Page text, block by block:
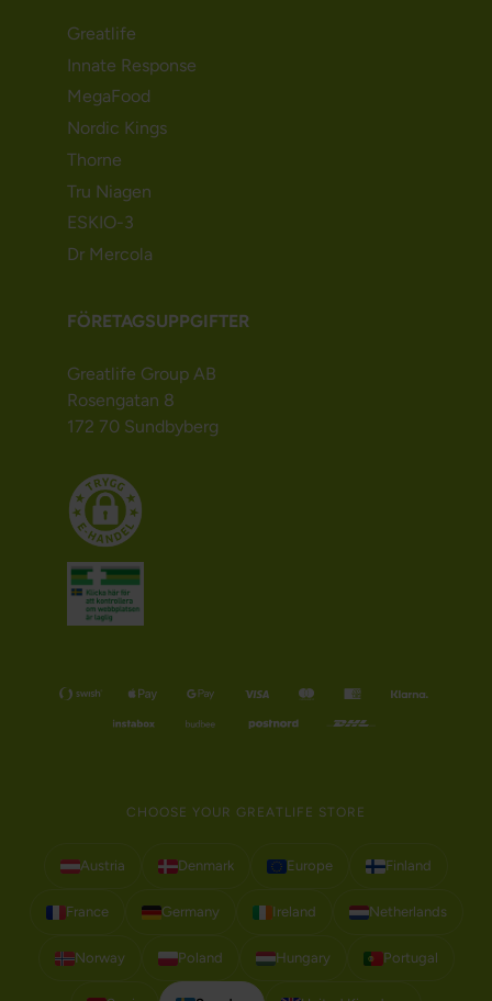
Greatlife
Innate Response
MegaFood
Nordic Kings
Thorne
Tru Niagen
ESKIO-3
Dr Mercola
FÖRETAGSUPPGIFTER
Greatlife Group AB
Rosengatan 8
172 70 Sundbyberg
CHOOSE YOUR GREATLIFE STORE
Austria Denmark Europe Finland
France Germany Ireland Netherlands
Norway Poland Hungary Portugal